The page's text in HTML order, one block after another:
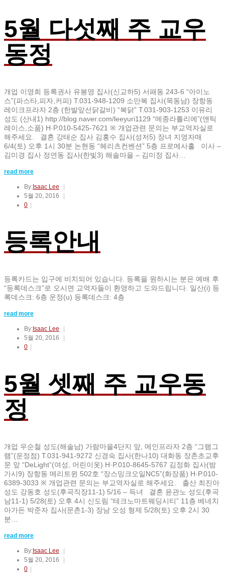
5월 다섯째 주 교우
동정
개업 이영희 등록권사 유봉영 집사(신교하5) 서패동 243-6 “아이노
스”(파스타,피자,커피) T.031-948-1209 소만복 집사(목동남) 장항동
레이크프라자 2층 (한발앞선닭갈비) “복닭” T.031-903-1253 이유리
성도 (산내1) http://blog.naver.com/leeyuri1129 “메종라틀리에”(앤틱
레이스,소품) H·P.010-5425-7621 ※ 개업관련 문의는 부교역자실로
해주세요. 결혼 강태순 집사 김홍수 집사(성저5) 장녀 지영자매
6/4(토) 오후 1시 30분 논현동 “헤리츠컨벤션” 5층 프로메사홀 이사 –
김미경 집사 정연동 집사(한빛3) 해솔마을 – 김미정 집사…
read more
By:Isaac Lee
5월 20, 2016
0
등록안내
등록카드는 입구에 비치되어 있습니다. 등록을 원하시는 분은 예배 후
“등록데스크”로 오시면 교역자들이 환영하고 도와드립니다. 일산(i) 등
록데스크: 6층 운정(u) 등록데스크: 4층
read more
By: Isaac Lee
5월 20, 2016
0
5월 셋째 주 교우동
정
개업 우순철 성도(해솔남) 가람마을4단지 앞, 메인프라자 2층 “그램그
램”(운정점) T.031-941-9272 신경숙 집사(한나10) 대화동 장촌초교후
문 앞 “DeLight”(여성, 어린이옷) H·P.010-8645-5767 김정화 집사(밤
가시9) 장항동 메리트윈 502호 “장스밍크오일NC5”(화장품) H·P.010-
6389-3033 ※ 개업관련 문의는 부교역자실로 해주세요. 출산 최진아
성도 강동호 성도(후곡직장11-1) 5/16 – 득녀 결혼 윤관노 성도(후곡
남11-1) 5/28(토) 오후 4시 신도림 “테크노마트웨딩시티” 11층 베네치
아가든 박준자 집사(문촌1-3) 장남 오성 형제 5/28(토) 오후 2시 30
분…
read more
By: Isaac Lee
5월 20, 2016
0